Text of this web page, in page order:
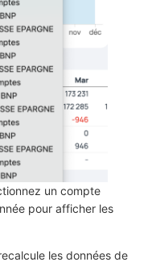
un compte
pour afficher les
les données de